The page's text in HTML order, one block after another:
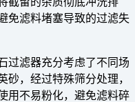
免滤料堵塞导致的过滤失
过滤器充分考虑了不同场
砂，经过特殊筛分处理，
用不易粉化，避免滤料碎